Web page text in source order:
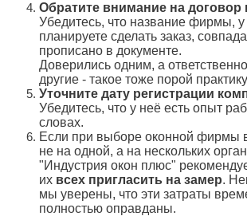
Обратите внимание на договор
Убедитесь, что название фирмы,
планируете сделать заказ,
прописано в документе.
Доверились одним, а
другие - такое тоже порой
Уточните дату регистрации
Убедитесь, что у неё есть опыт
словах.
Если при выборе оконной фирмы
не на одной, а на нескольких
"Индустрия окон плюс"
их всех пригласить на замер.
мы уверены, что эти затраты
полностью оправданы.